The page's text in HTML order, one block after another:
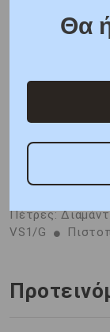
ΑΜΕΣΑ
Κίτρινο Χρυσός
Πέτρες:
VS1/G
Θα